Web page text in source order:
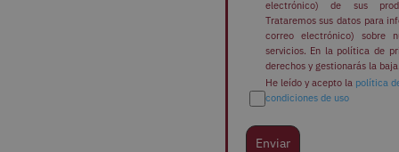
electrónico) de sus
Trataremos sus datos para
correo electrónico) sobre
servicios. En la política de
derechos y gestionarás la baja.
P
He leído y acepto la política
condiciones de uso
Enviar